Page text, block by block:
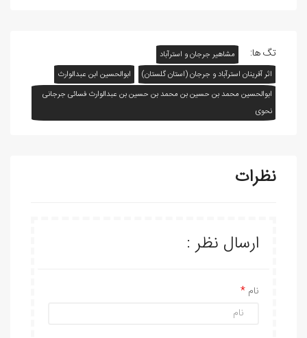
تگ ها:
مشاهیر جرجان و استرآباد
اثر آفرينان استرآباد و جرجان (استان گلستان)
ابوالحسين ابن‌ عبدالوارث
ابوالحسين محمد بن حسين بن محمد بن حسين بن عبدالوارث فسائی جرجانی
نحوی
نظرات
ارسال نظر :
نام